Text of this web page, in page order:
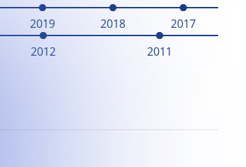
2019 2018
2017
2012 2011